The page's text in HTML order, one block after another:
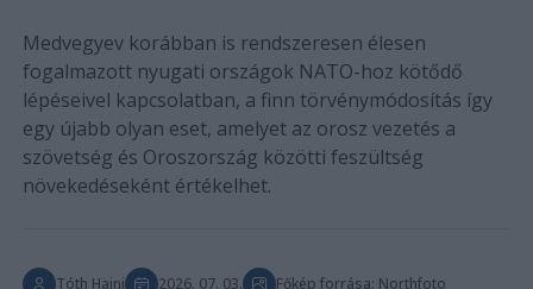
Medvegyev korábban is rendszeresen élesen
fogalmazott nyugati országok NATO-hoz kötődő
lépéseivel kapcsolatban, a finn törvénymódosítás így
egy újabb olyan eset, amelyet az orosz vezetés a
szövetség és Oroszország közötti feszültség
növekedéseként értékelhet.
Tóth Hajni 2026. 07. 03. Főkép forrása: Northfoto